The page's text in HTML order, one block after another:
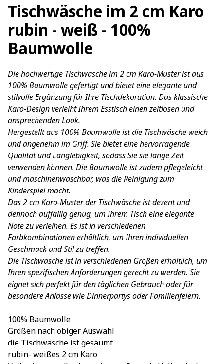
Tischwäsche im 2 cm Karo
rubin - weiß - 100%
Baumwolle
Die hochwertige Tischwäsche im 2 cm Karo-Muster ist aus
100% Baumwolle gefertigt und bietet eine elegante und
stilvolle Ergänzung für Ihre Tischdekoration. Das klassische
Karo-Design verleiht Ihrem Esstisch einen zeitlosen und
ansprechenden Look.
Hergestellt aus 100% Baumwolle ist die Tischwäsche weich
und angenehm im Griff. Sie bietet eine hervorragende
Qualität und Langlebigkeit, sodass Sie sie lange Zeit
verwenden können. Die Baumwolle ist zudem pflegeleicht
und maschinenwaschbar, was die Reinigung zum
Kinderspiel macht.
Das 2 cm Karo-Muster der Tischwäsche ist dezent und
dennoch auffällig genug, um Ihrem Tisch eine elegante
Note zu verleihen. Es ist in verschiedenen
Farbkombinationen erhältlich, um Ihren individuellen
Geschmack und Stil zu treffen.
Die Tischwäsche ist in verschiedenen Größen erhältlich, um
Ihren spezifischen Anforderungen gerecht zu werden. Sie
eignet sich perfekt für den täglichen Gebrauch oder für
besondere Anlässe wie Dinnerpartys oder Familienfeiern.
100% Baumwolle
Größen nach obiger Auswahl
die Tischwäsche ist gesäumt
rubin- weißes 2 cm Karo